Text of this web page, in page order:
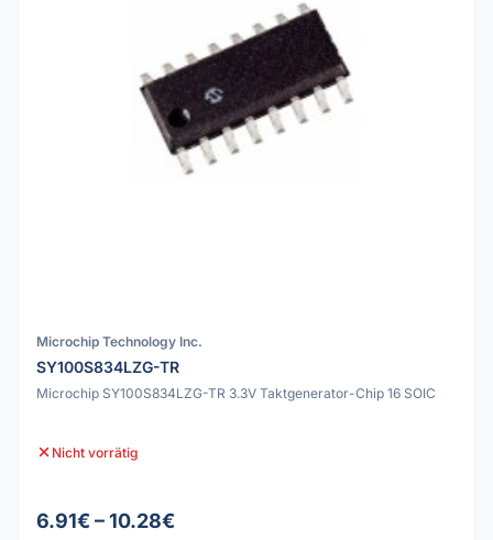
Microchip Technology Inc.
SY100S834LZG-TR
Microchip SY100S834LZG-TR 3.3V Taktgenerator-Chip 16 SOIC
Nicht vorrätig
6.91€ – 10.28€